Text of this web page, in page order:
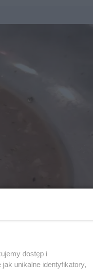
dostęp i
unikalne identyfikatory,